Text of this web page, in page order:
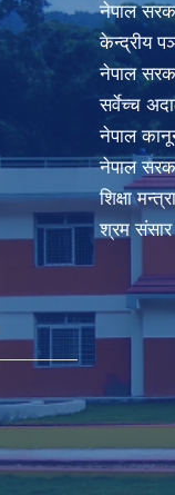
नेपाल
केन्द्रीय
नेपाल
सर्वेच्च
नेपाल
नेपाल
शिक्षा
श्रम संसार